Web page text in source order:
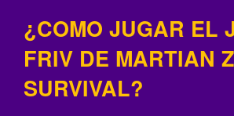
¿COMO JUGAR EL
FRIV DE MARTIAN
SURVIVAL?